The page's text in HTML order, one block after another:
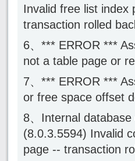
Invalid free list index
transaction rolled
6、*** ERROR ***
not a table page or
7、*** ERROR ***
or free space offset
8、Internal
(8.0.3.5594) Invalid
page -- transaction